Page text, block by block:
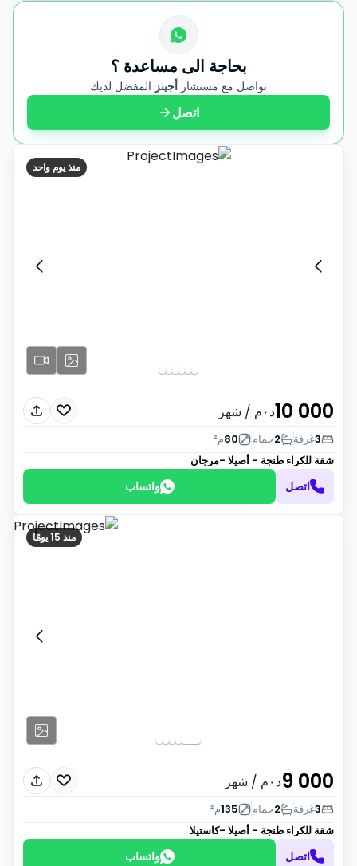
بحاجة الى مساعدة ؟
تواصل مع مستشار أجينز المفضل لديك
اتصل
منذ يوم واحد
10 000د٠م / شهر
3غرفة 2حمام 80م²
شقة للكراء طنجة - أصيلا -مرجان
اتصل واتساب
منذ 15 يومًا
9 000د٠م / شهر
3غرفة 2حمام 135م²
شقة للكراء طنجة - أصيلا -كاستيلا
اتصل واتساب